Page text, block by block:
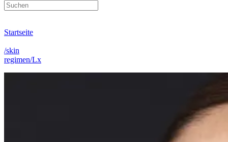
Startseite
/skin
regimen/Lx